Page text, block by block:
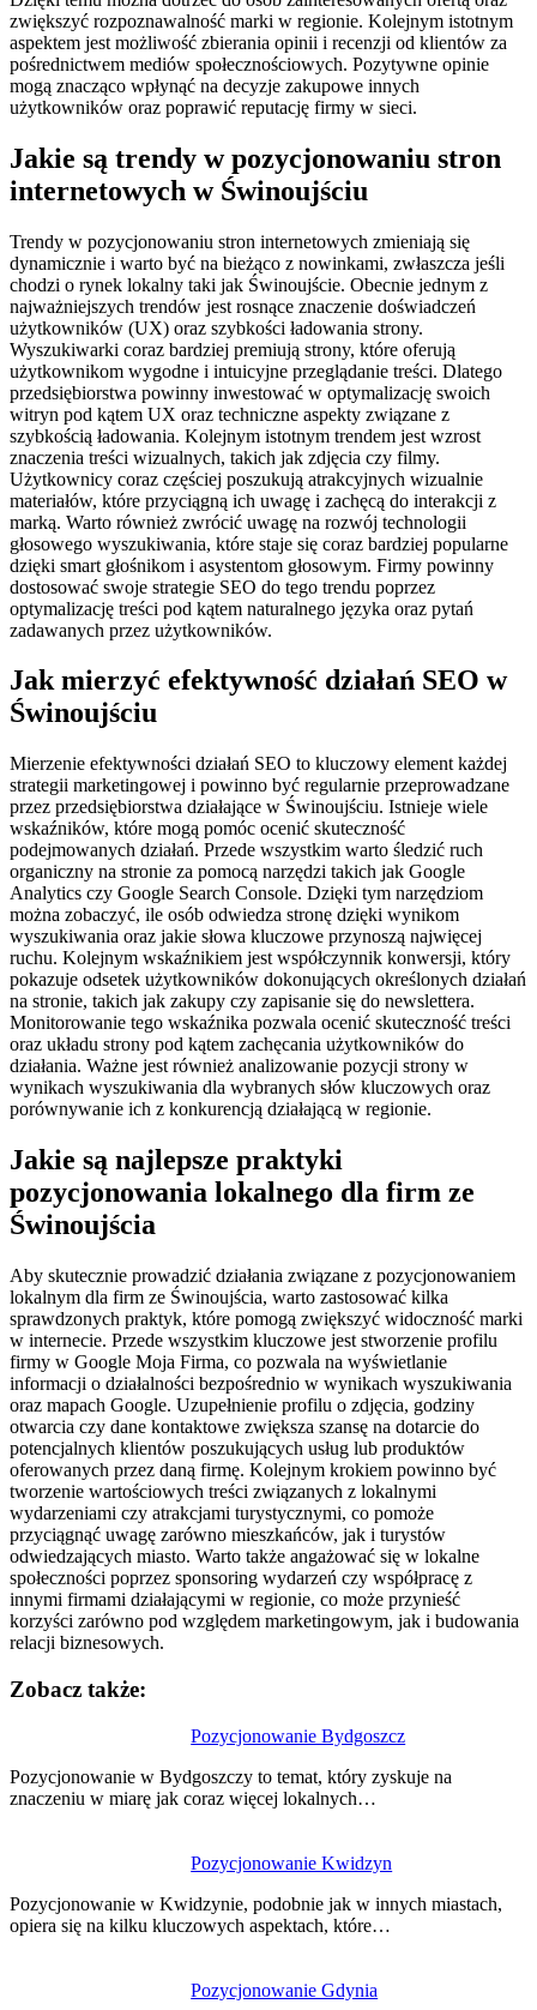
zwiększyć rozpoznawalność marki w regionie. Kolejnym istotnym
aspektem jest możliwość zbierania opinii i recenzji od klientów za
pośrednictwem mediów społecznościowych. Pozytywne opinie
mogą znacząco wpłynąć na decyzje zakupowe innych
użytkowników oraz poprawić reputację firmy w sieci.
Jakie są trendy w pozycjonowaniu stron
internetowych w Świnoujściu
Trendy w pozycjonowaniu stron internetowych zmieniają się
dynamicznie i warto być na bieżąco z nowinkami, zwłaszcza jeśli
chodzi o rynek lokalny taki jak Świnoujście. Obecnie jednym z
najważniejszych trendów jest rosnące znaczenie doświadczeń
użytkowników (UX) oraz szybkości ładowania strony.
Wyszukiwarki coraz bardziej premiują strony, które oferują
użytkownikom wygodne i intuicyjne przeglądanie treści. Dlatego
przedsiębiorstwa powinny inwestować w optymalizację swoich
witryn pod kątem UX oraz techniczne aspekty związane z
szybkością ładowania. Kolejnym istotnym trendem jest wzrost
znaczenia treści wizualnych, takich jak zdjęcia czy filmy.
Użytkownicy coraz częściej poszukują atrakcyjnych wizualnie
materiałów, które przyciągną ich uwagę i zachęcą do interakcji z
marką. Warto również zwrócić uwagę na rozwój technologii
głosowego wyszukiwania, które staje się coraz bardziej popularne
dzięki smart głośnikom i asystentom głosowym. Firmy powinny
dostosować swoje strategie SEO do tego trendu poprzez
optymalizację treści pod kątem naturalnego języka oraz pytań
zadawanych przez użytkowników.
Jak mierzyć efektywność działań SEO w
Świnoujściu
Mierzenie efektywności działań SEO to kluczowy element każdej
strategii marketingowej i powinno być regularnie przeprowadzane
przez przedsiębiorstwa działające w Świnoujściu. Istnieje wiele
wskaźników, które mogą pomóc ocenić skuteczność
podejmowanych działań. Przede wszystkim warto śledzić ruch
organiczny na stronie za pomocą narzędzi takich jak Google
Analytics czy Google Search Console. Dzięki tym narzędziom
można zobaczyć, ile osób odwiedza stronę dzięki wynikom
wyszukiwania oraz jakie słowa kluczowe przynoszą najwięcej
ruchu. Kolejnym wskaźnikiem jest współczynnik konwersji, który
pokazuje odsetek użytkowników dokonujących określonych działań
na stronie, takich jak zakupy czy zapisanie się do newslettera.
Monitorowanie tego wskaźnika pozwala ocenić skuteczność treści
oraz układu strony pod kątem zachęcania użytkowników do
działania. Ważne jest również analizowanie pozycji strony w
wynikach wyszukiwania dla wybranych słów kluczowych oraz
porównywanie ich z konkurencją działającą w regionie.
Jakie są najlepsze praktyki
pozycjonowania lokalnego dla firm ze
Świnoujścia
Aby skutecznie prowadzić działania związane z pozycjonowaniem
lokalnym dla firm ze Świnoujścia, warto zastosować kilka
sprawdzonych praktyk, które pomogą zwiększyć widoczność marki
w internecie. Przede wszystkim kluczowe jest stworzenie profilu
firmy w Google Moja Firma, co pozwala na wyświetlanie
informacji o działalności bezpośrednio w wynikach wyszukiwania
oraz mapach Google. Uzupełnienie profilu o zdjęcia, godziny
otwarcia czy dane kontaktowe zwiększa szansę na dotarcie do
potencjalnych klientów poszukujących usług lub produktów
oferowanych przez daną firmę. Kolejnym krokiem powinno być
tworzenie wartościowych treści związanych z lokalnymi
wydarzeniami czy atrakcjami turystycznymi, co pomoże
przyciągnąć uwagę zarówno mieszkańców, jak i turystów
odwiedzających miasto. Warto także angażować się w lokalne
społeczności poprzez sponsoring wydarzeń czy współpracę z
innymi firmami działającymi w regionie, co może przynieść
korzyści zarówno pod względem marketingowym, jak i budowania
relacji biznesowych.
Zobacz także:
Pozycjonowanie Bydgoszcz
Pozycjonowanie w Bydgoszczy to temat, który zyskuje na
znaczeniu w miarę jak coraz więcej lokalnych…
Pozycjonowanie Kwidzyn
Pozycjonowanie w Kwidzynie, podobnie jak w innych miastach,
opiera się na kilku kluczowych aspektach, które…
Pozycjonowanie Gdynia
wpisu